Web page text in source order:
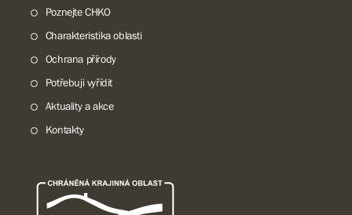
Poznejte CHKO
Charakteristika oblasti
Ochrana přírody
Potřebuji vyřídit
Aktuality a akce
Kontakty